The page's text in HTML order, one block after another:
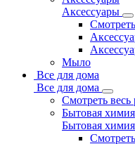
Аксессуары
Мыло
Все для дома
Все для дома
Смотреть весь
Бытовая химия
Бытовая химия